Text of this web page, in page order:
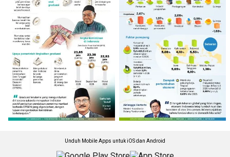
Unduh Mobile Apps untuk iOS dan Android